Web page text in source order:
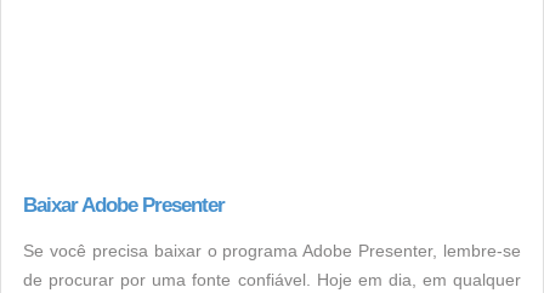
Baixar Adobe Presenter
Se você precisa baixar o programa Adobe Presenter, lembre-se
de procurar por uma fonte confiável. Hoje em dia, em qualquer